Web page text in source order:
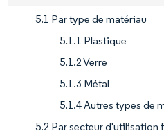
5.1 Par type de matériau
5.1.1 Plastique
5.1.2 Verre
5.1.3 Métal
5.1.4 Autres types de
5.2 Par secteur d'utilisation